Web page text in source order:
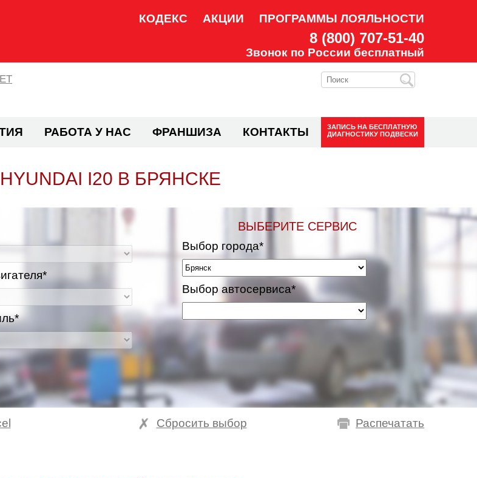
КОДЕКС АКЦИИ ПРОГРАММЫ ЛОЯЛЬНОСТИ
8 (800) 707-51-40
Звонок по России бесплатный
РАБОТА У НАС ФРАНШИЗА КОНТАКТЫ ЗАПИСЬ НА БЕСПЛАТНУЮ
ДИАГНОСТИКУ ПОДВЕСКИ
I20 В БРЯНСКЕ
ВЫБЕРИТЕ СЕРВИС
Выбор города*
Выбор автосервиса*
Распечатать
Сбросить выбор